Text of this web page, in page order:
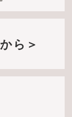
から＞